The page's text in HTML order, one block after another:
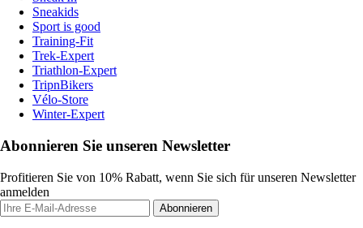
Sneakids
Sport is good
Training-Fit
Trek-Expert
Triathlon-Expert
TripnBikers
Vélo-Store
Winter-Expert
Abonnieren Sie unseren Newsletter
Profitieren Sie von 10% Rabatt, wenn Sie sich für unseren Newsletter
anmelden
Abonnieren